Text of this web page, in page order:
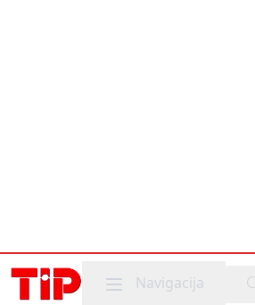
Mobile menu
Navigacija